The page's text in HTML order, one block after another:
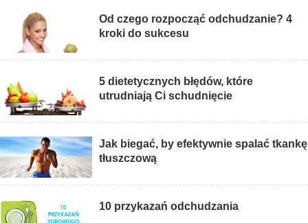
Od czego rozpocząć odchudzanie? 4
kroki do sukcesu
5 dietetycznych błędów, które
utrudniają Ci schudnięcie
Jak biegać, by efektywnie spalać tkankę
tłuszczową
10 przykazań odchudzania